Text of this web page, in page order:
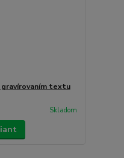
gravírovaním textu
Skladom